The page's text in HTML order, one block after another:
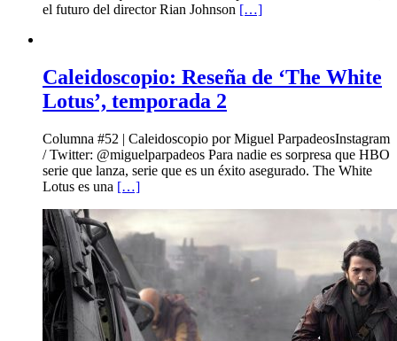
el futuro del director Rian Johnson […]
Caleidoscopio: Reseña de ‘The White
Lotus’, temporada 2
Columna #52 | Caleidoscopio por Miguel ParpadeosInstagram
/ Twitter: @miguelparpadeos Para nadie es sorpresa que HBO
serie que lanza, serie que es un éxito asegurado. The White
Lotus es una […]